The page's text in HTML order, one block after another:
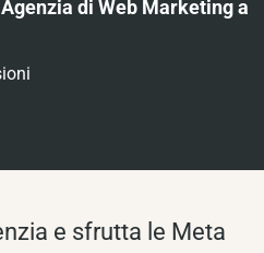
Agenzia di Web Marketing a
e sfrutta le Meta